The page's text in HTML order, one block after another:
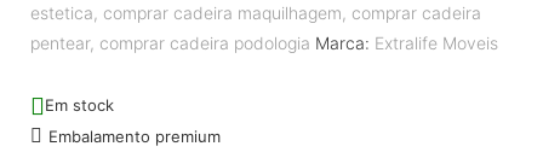
estetica, comprar cadeira maquilhagem, comprar cadeira
pentear, comprar cadeira podologia Marca: Extralife Moveis
Em stock
Embalamento premium